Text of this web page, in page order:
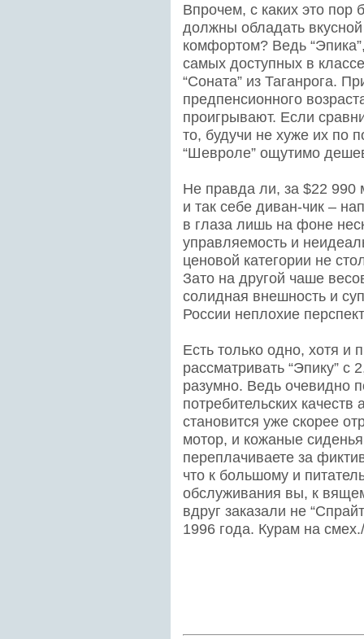
Впрочем, с каких это
должны обладать
комфортом? Ведь
самых доступных в
“Соната” из Таганрога.
предпенсионного
проигрывают. Если
то, будучи не хуже их по
“Шевроле” ощутимо
Не правда ли, за $22 990
и так себе диван-чик –
в глаза лишь на фоне
управляемость и
ценовой категории не
Зато на другой чаше
солидная внешность и
России неплохие
Есть только одно, хотя и
рассматривать “Эпику”
разумно. Ведь очевидно
потребительских
становится уже скорее
мотор, и кожаные
переплачиваете за
что к большому и
обслуживания вы, к
вдруг заказали не
1996 года. Курам на